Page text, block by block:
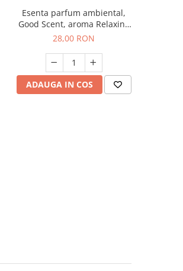
Esenta parfum ambiental,
Good Scent, aroma Relaxing
Lavender, 20 g
28,00 RON
ADAUGA IN COS